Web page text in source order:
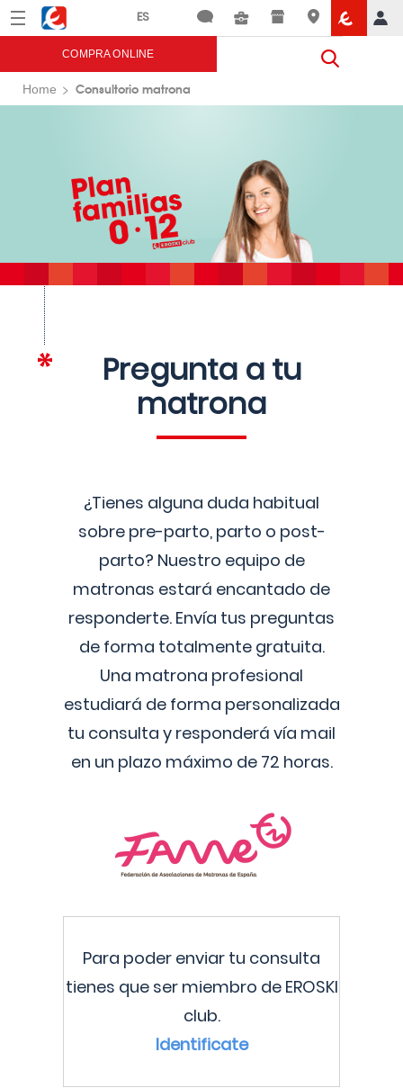
Menú Eroski
COMPRA ONLINE
Home Consultorio matrona
Pregunta a tu
matrona
¿Tienes alguna duda habitual
sobre pre-parto, parto o post-
parto? Nuestro equipo de
matronas estará encantado de
responderte. Envía tus preguntas
de forma totalmente gratuita.
Una matrona profesional
estudiará de forma personalizada
tu consulta y responderá vía mail
en un plazo máximo de 72 horas.
Para poder enviar tu consulta
tienes que ser miembro de EROSKI
club.
Identificate